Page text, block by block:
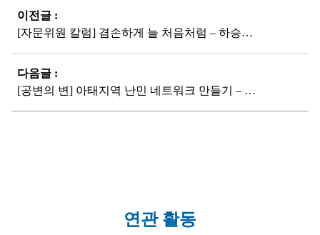
이전글 :
[자문위원 칼럼] 겸손하게 늘 처음처럼 – 하승수 제주대 교수
다음글 :
[공변의 변] 아태지역 난민 네트워크 만들기 – 황필규 변호사
연관 활동